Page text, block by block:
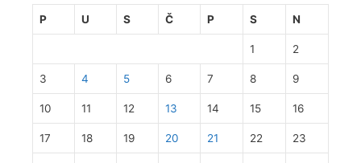
P U S Č P S N
1 2
3 4 5 6 7 8 9
10 11 12 13 14 15 16
17 18 19 20 21 22 23